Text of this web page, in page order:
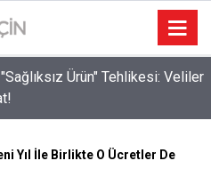
Ürün" Tehlikesi: Veliler
Yıl İle Birlikte O Ücretler De